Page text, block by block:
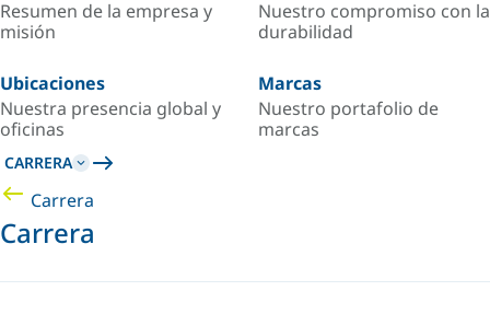
Resumen de la empresa y
misión
Nuestro compromiso con la
durabilidad
Ubicaciones
Nuestra presencia global y
oficinas
Marcas
Nuestro portafolio de
marcas
CARRERA
Carrera
Carrera